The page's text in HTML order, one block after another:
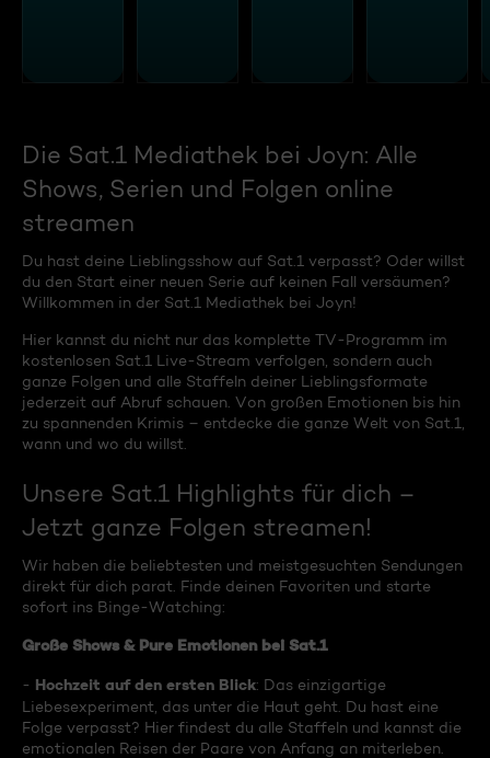
Die Sat.1 Mediathek bei Joyn: Alle
Shows, Serien und Folgen online
streamen
Du hast deine Lieblingsshow auf Sat.1 verpasst? Oder willst
du den Start einer neuen Serie auf keinen Fall versäumen?
Willkommen in der Sat.1 Mediathek bei Joyn!
Hier kannst du nicht nur das komplette TV-Programm im
kostenlosen Sat.1 Live-Stream verfolgen, sondern auch
ganze Folgen und alle Staffeln deiner Lieblingsformate
jederzeit auf Abruf schauen. Von großen Emotionen bis hin
zu spannenden Krimis – entdecke die ganze Welt von Sat.1,
wann und wo du willst.
Unsere Sat.1 Highlights für dich –
Jetzt ganze Folgen streamen!
Wir haben die beliebtesten und meistgesuchten Sendungen
direkt für dich parat. Finde deinen Favoriten und starte
sofort ins Binge-Watching:
Große Shows & Pure Emotionen bei Sat.1
- Hochzeit auf den ersten Blick: Das einzigartige
Liebesexperiment, das unter die Haut geht. Du hast eine
Folge verpasst? Hier findest du alle Staffeln und kannst die
emotionalen Reisen der Paare von Anfang an miterleben.